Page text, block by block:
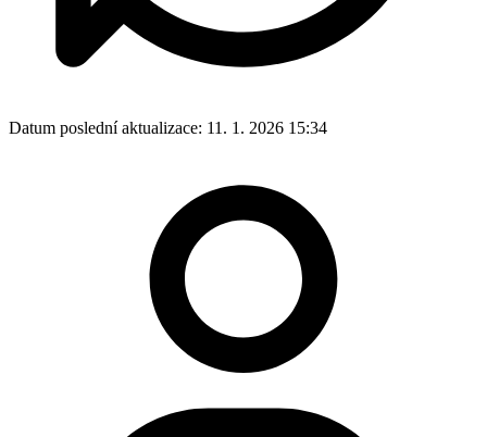
Datum poslední aktualizace: 11. 1. 2026 15:34